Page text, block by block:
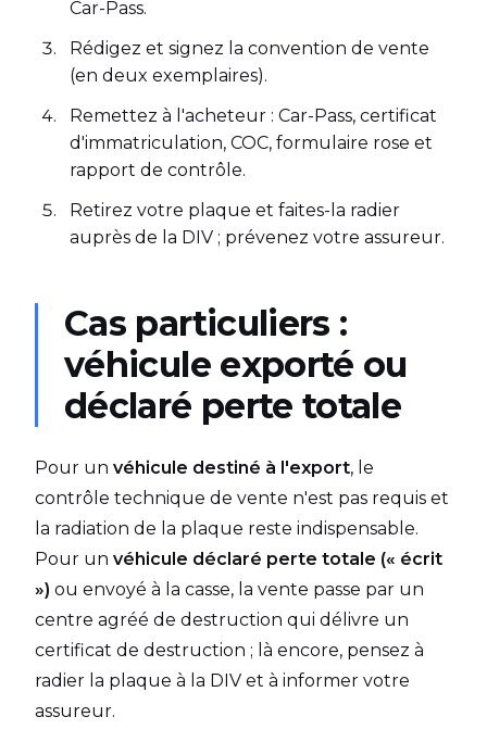
Car-Pass.
Rédigez et signez la convention de vente
(en deux exemplaires).
Remettez à l'acheteur : Car-Pass, certificat
d'immatriculation, COC, formulaire rose et
rapport de contrôle.
Retirez votre plaque et faites-la radier
auprès de la DIV ; prévenez votre assureur.
Cas particuliers :
véhicule exporté ou
déclaré perte totale
Pour un véhicule destiné à l'export, le
contrôle technique de vente n'est pas requis et
la radiation de la plaque reste indispensable.
Pour un véhicule déclaré perte totale (« écrit
») ou envoyé à la casse, la vente passe par un
centre agréé de destruction qui délivre un
certificat de destruction ; là encore, pensez à
radier la plaque à la DIV et à informer votre
assureur.